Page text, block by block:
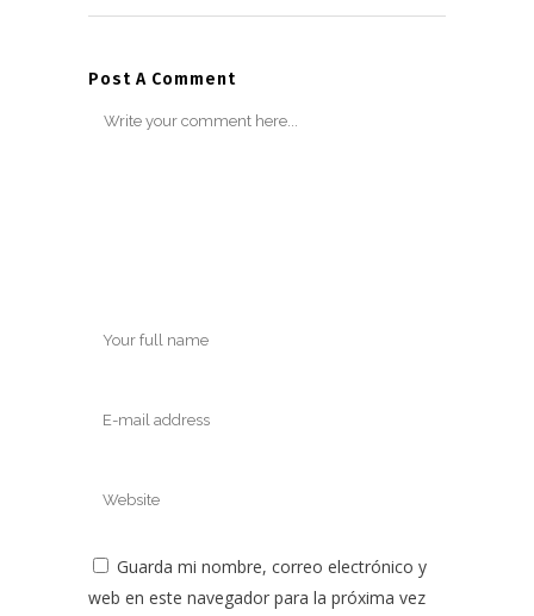
Post A Comment
Guarda mi nombre, correo electrónico y
web en este navegador para la próxima vez